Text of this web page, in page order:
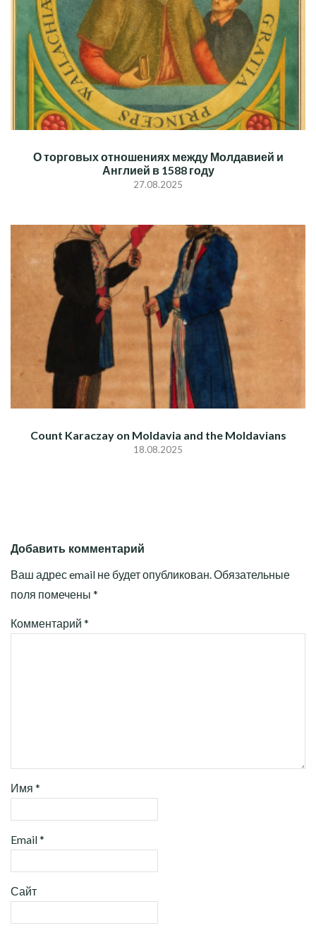
О торговых отношениях между Молдавией и
Англией в 1588 году
27.08.2025
Count Karaczay on Moldavia and the Moldavians
18.08.2025
Добавить комментарий
Ваш адрес email не будет опубликован.Обязательные
поля помечены *
Комментарий *
Имя *
Email*
Сайт